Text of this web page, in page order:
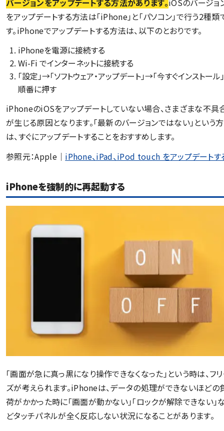
バージョンをアップデートする方法があります。iOSのバージョ
をアップデートする方法は「iPhone」と「パソコン」で行う2種類
す。iPhoneでアップデートする方法は、以下のとおりです。
iPhoneを電源に接続する
Wi-Fi でインターネットに接続する
「設定」→「ソフトウェア・アップデート」→「今すぐインストール
順番に押す
iPhoneのiOSをアップデートしていない場合、さまざまな不具
が生じる原因となります。「最新のバージョンではない」という方
は、すぐにアップデートすることをおすすめします。
参照元：Apple｜ iPhone、iPad、iPod touch をアップデートす
iPhoneを強制的に再起動する
「画面が急に真っ黒になり操作できなくなった」という時は、フ
ズが考えられます。iPhoneは、データの処理ができないほどの
荷がかかった時に「画面が動かない」「ロックが解除できない」
どタッチパネルが全く反応しない状況になることがあります。